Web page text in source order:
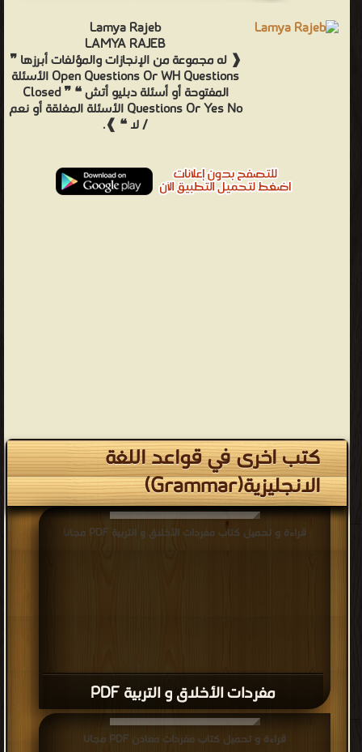
Lamya Rajeb
LAMYA RAJEB
❰ له مجموعة من الإنجازات والمؤلفات أبرزها ❞
Open Questions Or WH Questions الأسئلة
المفتوحة أو أسئلة دبليو أتش ❝ ❞ Closed
Questions Or Yes No الأسئلة المغلقة أو نعم
/ لا ❝ ❱.
كتب اخرى في قواعد اللغة
الانجليزية(Grammar)
مفردات الأخلاق و التربية PDF
قراءة و تحميل كتاب مفردات الأخلاق و التربية PDF مجانا
قراءة و تحميل كتاب مفردات معادن PDF مجانا